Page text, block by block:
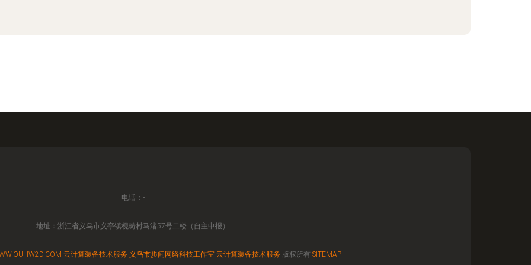
电话：-
地址：浙江省义乌市义亭镇枧畴村马渚57号二楼（自主申报）
云计算装备技术服务 义乌市步间网络科技工作室 云计算装备技术服务 版权所有 SITEMAP